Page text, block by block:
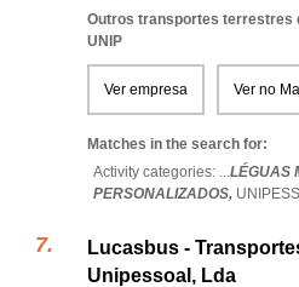
Outros transportes terrestres
UNIP
Ver empresa Ver no
Matches in the search for:
Activity categories: ...LÉGUAS
PERSONALIZADOS,
Lucasbus -
Unipessoal, Lda